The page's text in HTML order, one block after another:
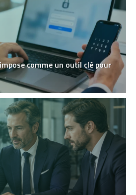
comme un outil clé pour